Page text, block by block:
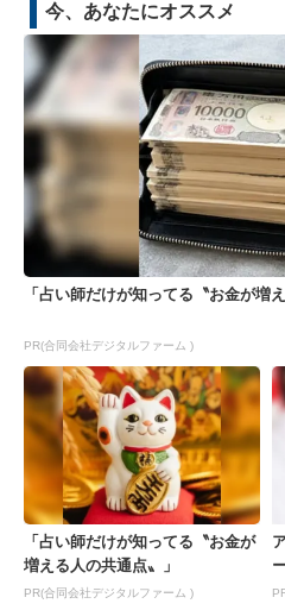
今、あなたにオススメ
「占い師だけが知ってる〝お金が増
PR(合同会社デジタルファーム )
「占い師だけが知ってる〝お金が
増える人の共通点〟」
PR(合同会社デジタルファーム )